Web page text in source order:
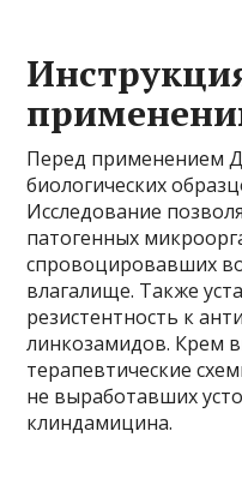
Перед применением
биологических
Исследование
патогенных
спровоцировавших
влагалище. Также
резистентность к
линкозамидов. Крем
терапевтические
не выработавших
клиндамицина.